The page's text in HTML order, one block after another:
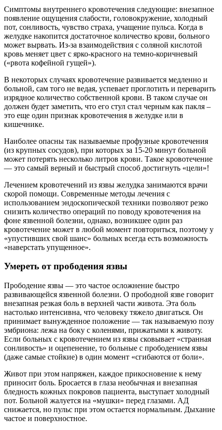
Симптомы внутреннего кровотечения следующие: внезапное
появление ощущения слабости, головокружение, холодный
пот, сонливость, чувство страха, учащение пульса. Когда в
желудке накопится достаточное количество крови, больного
может вырвать. Из-за взаимодействия с соляной кислотой
кровь меняет цвет с ярко-красного на темно-коричневый
(«рвота кофейной гущей»).
В некоторых случаях кровотечение развивается медленно и
больной, сам того не ведая, успевает проглотить и переварить
изрядное количество собственной крови. В таком случае он
должен будет заметить, что его стул стал черным как пакля –
это еще один признак кровотечения в желудке или в
кишечнике.
Наиболее опасны так называемые профузные кровотечения
(из крупных сосудов), при которых за 15-20 минут больной
может потерять несколько литров крови. Такое кровотечение
— это самый верный и быстрый способ достигнуть «цели»!
Лечением кровотечений из язвы желудка занимаются врачи
скорой помощи. Современные методы лечения с
использованием эндоскопической техники позволяют резко
снизить количество операций по поводу кровотечения на
фоне язвенной болезни, однако, возникшее один раз
кровотечение может в любой момент повториться, поэтому у
«упустивших свой шанс» больных всегда есть возможность
«наверстать упущенное».
Умереть от прободения язвы
Прободение язвы — это частое осложнение быстро
развивающейся язвенной болезни. О прободной язве говорит
внезапная резкая боль в верхней части живота. Эта боль
настолько интенсивна, что человеку тяжело двигаться. Он
принимает вынужденное положение — так называемую позу
эмбриона: лежа на боку с коленями, прижатыми к животу.
Если больных с кровотечением из язвы сковывает «странная
сонливость» и оцепенение, то больные с прободением язвы
(даже самые стойкие) в один момент «сгибаются от боли».
Живот при этом напряжен, каждое прикосновение к нему
приносит боль. Бросается в глаза необычная и внезапная
бледность кожных покровов пациента, выступает холодный
пот. Больной жалуется на «мушки» перед глазами. АД
снижается, но пульс при этом остается нормальным. Дыхание
частое и поверхностное.